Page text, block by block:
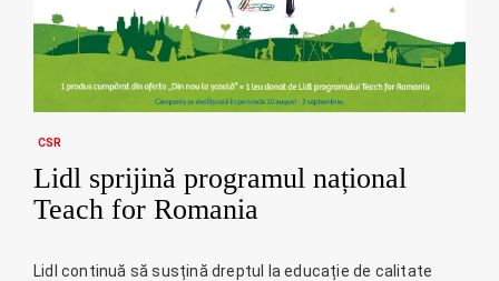
CSR
Lidl sprijină programul național
Teach for Romania
Lidl continuă să susțină dreptul la educație de calitate